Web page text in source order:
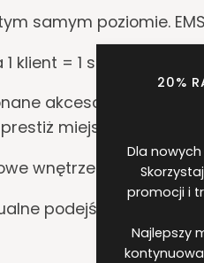
samym poziomie.
klient = 1 studio
akcesoria fitness z
miejsca,
wnętrze
podejście i plan
20%
Dla nowych
promocji i
Najlepszy